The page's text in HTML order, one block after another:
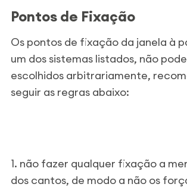
Pontos de Fixação
Os pontos de fixação da janela à
um dos sistemas listados, não
escolhidos arbitrariamente,
seguir as regras abaixo:
1. não fazer qualquer fixação a
dos cantos, de modo a não os